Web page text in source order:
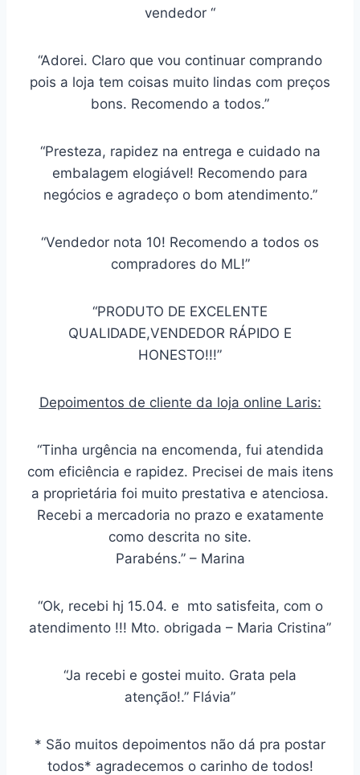
vendedor “
“Adorei. Claro que vou continuar comprando
pois a loja tem coisas muito lindas com preços
bons. Recomendo a todos.”
“Presteza, rapidez na entrega e cuidado na
embalagem elogiável! Recomendo para
negócios e agradeço o bom atendimento.”
“Vendedor nota 10! Recomendo a todos os
compradores do ML!”
“PRODUTO DE EXCELENTE
QUALIDADE,VENDEDOR RÁPIDO E
HONESTO!!!”
Depoimentos de cliente da loja online Laris:
“Tinha urgência na encomenda, fui atendida
com eficiência e rapidez. Precisei de mais itens
a proprietária foi muito prestativa e atenciosa.
Recebi a mercadoria no prazo e exatamente
como descrita no site.
Parabéns.” – Marina
“Ok, recebi hj 15.04. e mto satisfeita, com o
atendimento !!! Mto. obrigada – Maria Cristina”
“Ja recebi e gostei muito. Grata pela
atenção!.” Flávia”
* São muitos depoimentos não dá pra postar
todos* agradecemos o carinho de todos!